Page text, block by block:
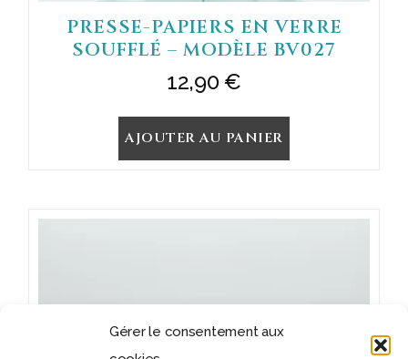
Gérer le consentement aux
PRESSE-PAPIERS EN VERRE
SOUFFLÉ – MODÈLE BV027
12,90€
AJOUTER AU PANIER